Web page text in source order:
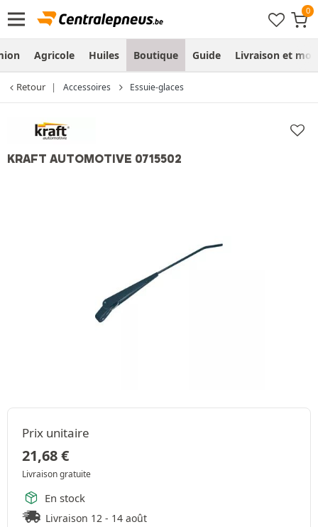
Agricole Huiles Boutique Guide Livraison et
Retour Accessoires Essuie-glaces
KRAFT AUTOMOTIVE 0715502
Prix unitaire
21,68€
Livraison gratuite
En stock
Livraison 12 - 14 août